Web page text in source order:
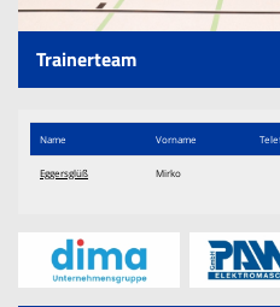
Trainerteam
Name Vorname
Eggersglüß Mirko